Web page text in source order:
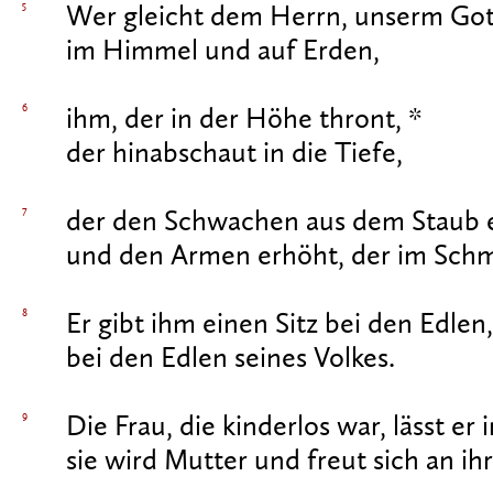
5
Wer gleicht dem Herrn, unserm
im Himmel und auf Erden,
6
ihm, der in der Höhe thront, *
der hinabschaut in die Tiefe,
7
der den Schwachen aus dem
und den Armen erhöht, der im
8
Er gibt ihm einen Sitz bei den
bei den Edlen seines Volkes.
9
Die Frau, die kinderlos war, lässt
sie wird Mutter und freut sich an